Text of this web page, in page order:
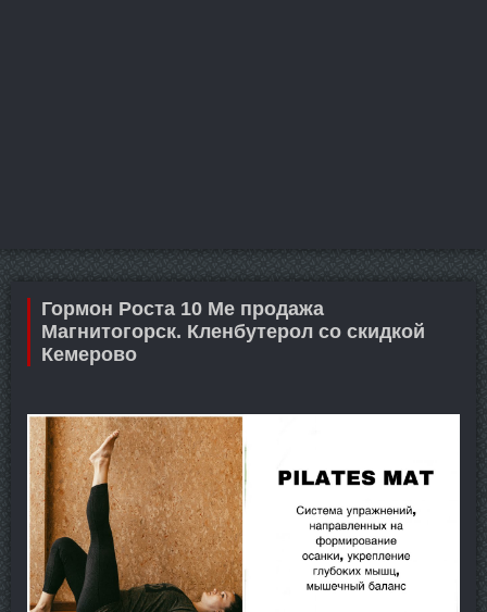
Гормон Роста 10 Me продажа
Магнитогорск. Кленбутерол со скидкой
Кемерово